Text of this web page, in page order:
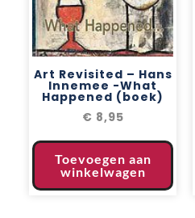
Art Revisited – Hans
Innemee -What
Happened (boek)
€ 8,95
Toevoegen aan
winkelwagen